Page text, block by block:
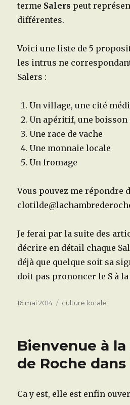
terme Salers peut
différentes.
Voici une liste de 5
les intrus ne
Salers :
Un village, une cité
Un apéritif, une boisson
Une race de vache
Une monnaie locale
Un fromage
Vous pouvez me répondre
Je ferai par la suite des
décrire en détail chaque
déjà que quelque soit sa
doit pas prononcer le S à
Publié
16 mai 2014 Catégories
culture locale
Bienvenue à
de Roche
Ca y est, elle est enfin